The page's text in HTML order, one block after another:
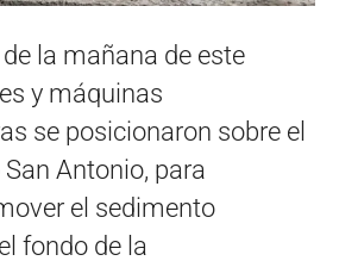
la mañana de este
y máquinas
se posicionaron sobre el
Antonio, para
el sedimento
fondo de la